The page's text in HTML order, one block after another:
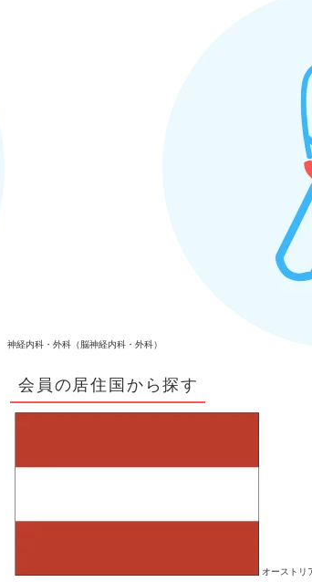
神経内科・外科（脳神経内科・外科）
会員の居住国から探す
オーストリ